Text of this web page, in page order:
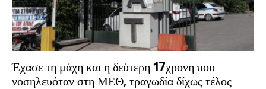
Έχασε τη μάχη και η δεύτερη 17χρονη που
νοσηλευόταν στη ΜΕΘ, τραγωδία δίχως τέλος